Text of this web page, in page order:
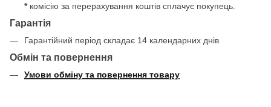
* комісію за перерахування коштів сплачує покупець.
Гарантія
Гарантійний період складає 14 календарних днів
Обмін та повернення
Умови обміну та повернення товару